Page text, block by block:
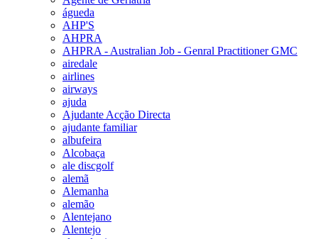
águeda
AHP'S
AHPRA
AHPRA - Australian Job - Genral Practitioner GMC
airedale
airlines
airways
ajuda
Ajudante Acção Directa
ajudante familiar
albufeira
Alcobaça
ale discgolf
alemã
Alemanha
alemão
Alentejano
Alentejo